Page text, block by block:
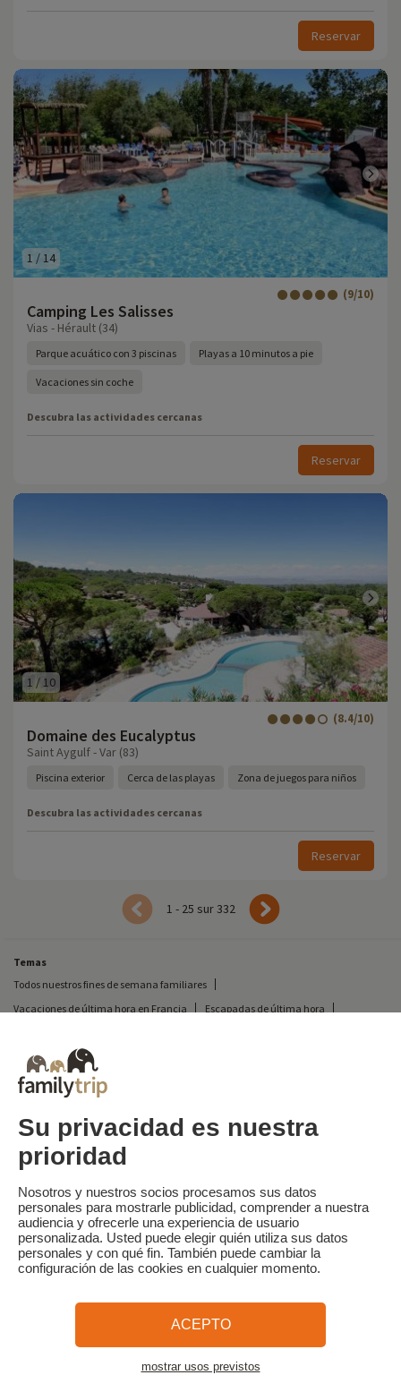
Ver el mapa
Reservar
1 /14
Camping Les Salisses
(9/10)
Vias - Hérault (34)
Parque acuático con 3 piscinas Playas a 10 minutos a pie
Vacaciones sin coche
Descubra las actividades cercanas
Reservar
1 /10
Domaine des Eucalyptus
(8.4/10)
Saint Aygulf - Var (83)
Piscina exterior Cerca de las playas Zona de juegos para niños
Descubra las actividades cercanas
Reservar
1 - 25 sur 332
Temas
Todos nuestros fines de semana familiares
Vacaciones de última hora en Francia
Escapadas de última hora
Vacaciones en camping en Francia
Destinos
Vacaciones de esquí en Francia
Familytrip
¿Quiénes somos?
Condiciones generales y política de privacidad
Lo que la prensa dice de nosotros
Socios FAQ Blog Mapa del sitio
Pago seguro dirigido por Sooyoos
¿Necesitas ayuda?
Su privacidad es nuestra
prioridad
Nosotros y nuestros socios procesamos sus datos
personales para mostrarle publicidad, comprender a nuestra
audiencia y ofrecerle una experiencia de usuario
personalizada. Usted puede elegir quién utiliza sus datos
personales y con qué fin. También puede cambiar la
configuración de las cookies en cualquier momento.
ACEPTO
mostrar usos previstos